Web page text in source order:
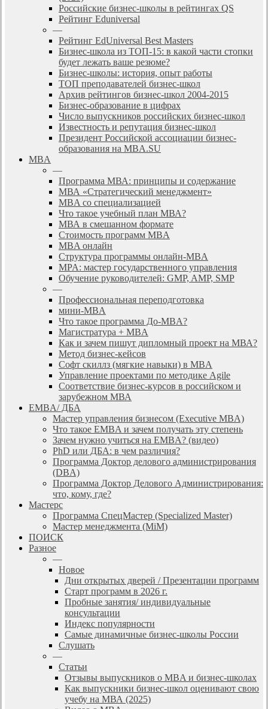
Российские бизнес-школы в рейтингах QS
Рейтинг Eduniversal
—
Рейтинг EdUniversal Best Masters
Бизнес-школа из ТОП-15: в какой части стопки
будет лежать ваше резюме?
Бизнес-школы: история, опыт работы
ТОП преподавателей бизнес-школ
Архив рейтингов бизнес-школ 2004-2015
Бизнес-образование в цифрах
Число выпускников российских бизнес-школ
Известность и репутация бизнес-школ
Президент Российской ассоциации бизнес-
образования на MBA.SU
MBA
—
Программа МВА: принципы и содержание
МВА «Cтратегический менеджмент»
MBA со специализацией
Что такое учебный план МВА?
МВА в смешанном формате
Стоимость программ MBA
MBA онлайн
Cтруктура программы онлайн-MBA
MPA: мастер государственного управления
Обучение руководителей: GMP, AMP, SMP
—
Профессиональная переподготовка
мини-MBA
Что такое программа До-MBA?
Магистратура + MBA
Как и зачем пишут дипломный проект на МВА?
Метод бизнес-кейсов
Софт скиллз (мягкие навыки) в MBA
Управление проектами по методике Agile
Соответствие бизнес-курсов в российском и
зарубежном МВА
EMBA/ ДБA
Мастер управления бизнесом (Executive MBA)
Что такое EMBA и зачем получать эту степень
Зачем нужно учиться на EMBA? (видео)
PhD или ДБА: в чем различия?
Программа Доктор делового администрирования
(DBА)
Программа Доктор Делового Администрирования:
что, кому, где?
Мастерс
Программа СпецМастер (Specialized Master)
Мастер менеджмента (MiM)
ПОИСК
Разное
—
Новое
Дни открытых дверей / Презентации программ
Старт программ в 2026 г.
Пробные занятия/ индивидуальные
консультации
Индекс популярности
Самые динамичные бизнес-школы России
Слушать
—
Статьи
Отзывы выпускников о MBA и бизнес-школах
Как выпускники бизнес-школ оценивают свою
учебу на МВА (2025)